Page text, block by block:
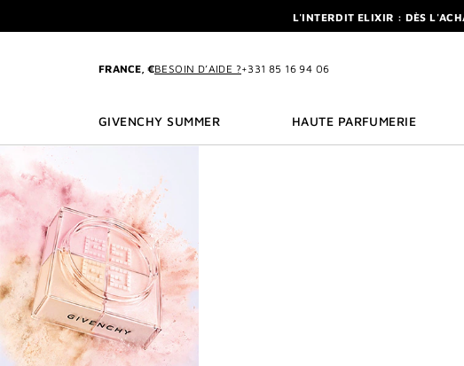
ALLER À LA RECHERCHE
L'INTERDIT ELIXIR : DÈS
NEWSLETTER : UN
L'INTERDIT ELIXIR : DÈS
FRANCE, €BESOIN D’AIDE ?+331 85 16 94 06
GIVENCHY SUMMER HAUTE PARFUMERIE